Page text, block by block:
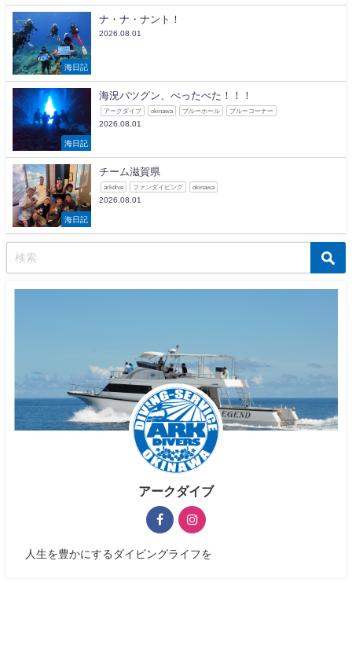
海日記
ナ・ナ・ナント！
2026.08.01
海日記
海況バツグン、べったべた！！！
アークダイブ okinawa ブルーホール ブルーコーナー
2026.08.01
海日記
チーム滋賀県
arkdive ファンダイビング okinawa
2026.08.01
アークダイブ
人生を豊かにするダイビングライフを